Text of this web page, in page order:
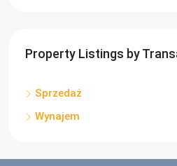
Property Listings by
Sprzedaż
Wynajem